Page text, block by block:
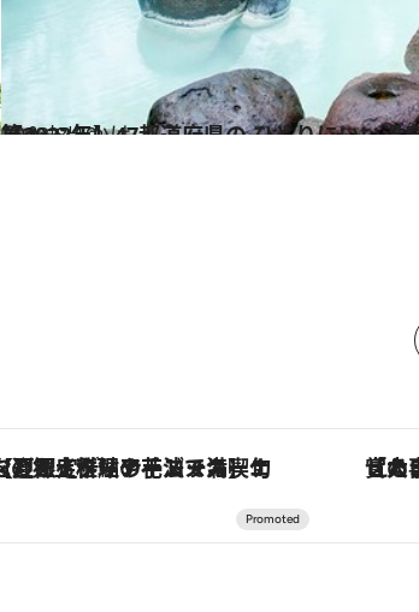
2022.8.19
【2022年】47都道府県の ひとりにいい温泉宿リスト118選！ ～栃木県篇～
旅＆お出かけ
【夏限定ディナーコース】旬を迎える稚鮎や花ズッキーニなどをイタリア・トスカーナの郷土料理の手法で満喫！